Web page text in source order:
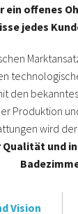
ein offenes
jedes
den
Produktion
wird
Qualität und
Vision